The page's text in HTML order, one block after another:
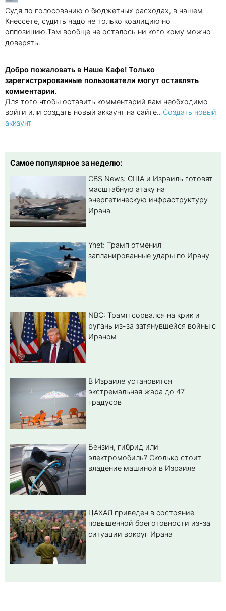
Судя по голосованию о бюджетных расходах, в нашем
Кнессете, судить надо не только коалицию но
оппозицию.Там вообще не осталось ни кого кому можно
доверять.
Добро пожаловать в Наше Кафе! Только
зарегистрированные пользователи могут оставлять
комментарии.
Для того чтобы оставить комментарий вам необходимо
войти или создать новый аккаунт на сайте.. Создать новый
аккаунт
Самое популярное за неделю:
CBS News: США и Израиль готовят
масштабную атаку на
энергетическую инфраструктуру
Ирана
Ynet: Трамп отменил
запланированные удары по Ирану
NBC: Трамп сорвался на крик и
ругань из-за затянувшейся войны с
Ираном
В Израиле установится
экстремальная жара до 47
градусов
Бензин, гибрид или
электромобиль? Cколько стоит
владение машиной в Израиле
ЦАХАЛ приведен в состояние
повышенной боеготовности из-за
ситуации вокруг Ирана